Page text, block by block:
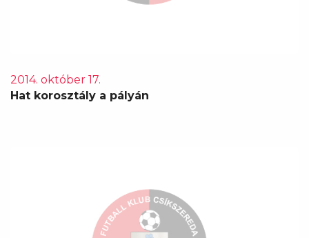
2014. október 17.
Hat korosztály a pályán